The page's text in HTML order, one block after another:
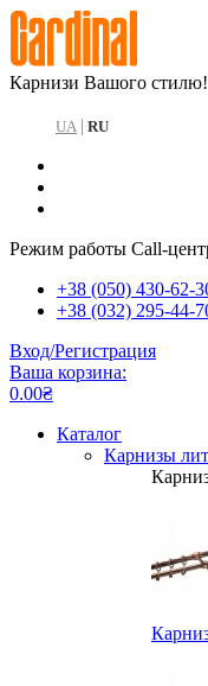
Карнизи Вашого стилю!
UA | RU
Режим работы Call-
+38 (050) 430-62-
+38 (032) 295-44-
Вход/Регистрация
Ваша корзина:
0.00₴
Каталог
Карнизы